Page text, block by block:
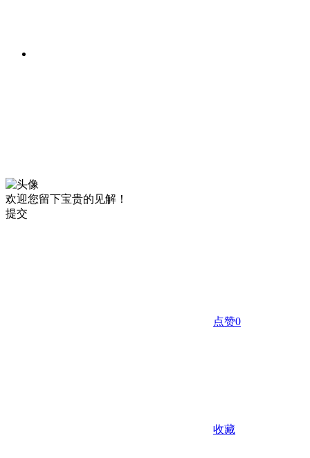
欢迎您留下宝贵的见解！
提交
点赞0
收藏